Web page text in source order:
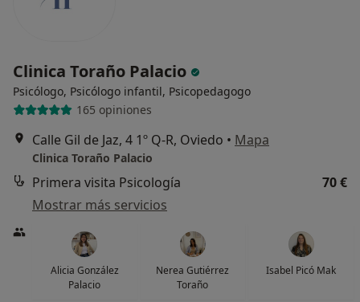
Clinica Toraño Palacio
Psicólogo, Psicólogo infantil, Psicopedagogo
165 opiniones
Calle Gil de Jaz, 4 1º Q-R, Oviedo • Mapa
Clinica Toraño Palacio
Primera visita Psicología
70 €
Mostrar más servicios
Alicia González
Palacio
Nerea Gutiérrez
Toraño
Isabel Picó Mak